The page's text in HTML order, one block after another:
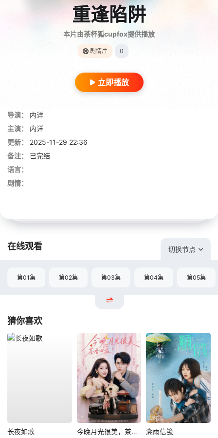
重逢陷阱
本片由茶杯狐cupfox提供播放
剧情片 0
立即播放
导演：
内详
主演：
内详
更新：
2025-11-29 22:36
备注：
已完结
语言：
剧情：
在线观看 切换节点
第01集 第02集 第03集 第04集 第05集
猜你喜欢
长夜如歌 今晚月光很美，茶香四溢 溯雨信笺